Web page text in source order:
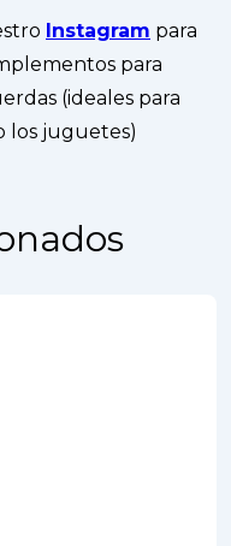
Instagram para
para
(ideales para
los juguetes)